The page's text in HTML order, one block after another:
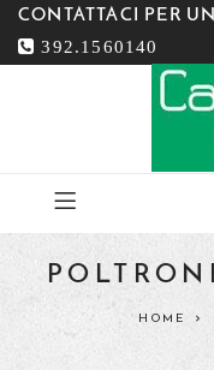
CONTATTACI PER
392.1560140
HOME